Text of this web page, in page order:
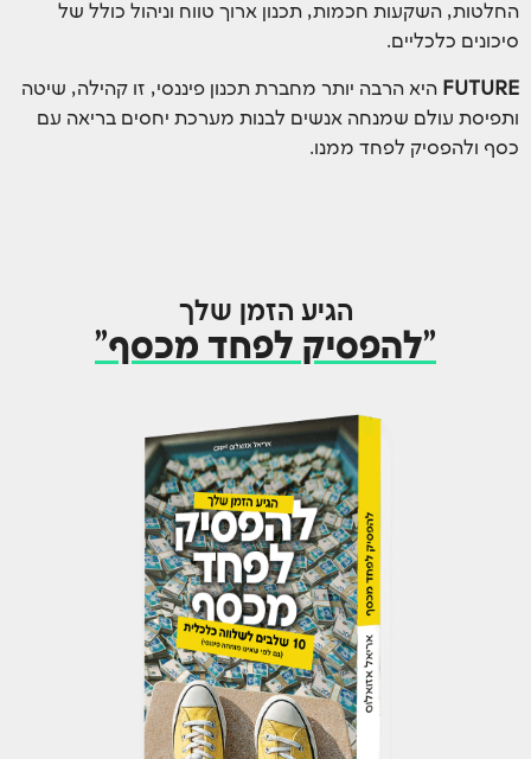
החלטות, השקעות חכמות, תכנון ארוך טווח וניהול כולל של
סיכונים כלכליים.
FUTURE היא הרבה יותר מחברת תכנון פיננסי, זו קהילה, שיטה
ותפיסת עולם שמנחה אנשים לבנות מערכת יחסים בריאה עם
כסף ולהפסיק לפחד ממנו.
הגיע הזמן שלך
"להפסיק לפחד מכסף"